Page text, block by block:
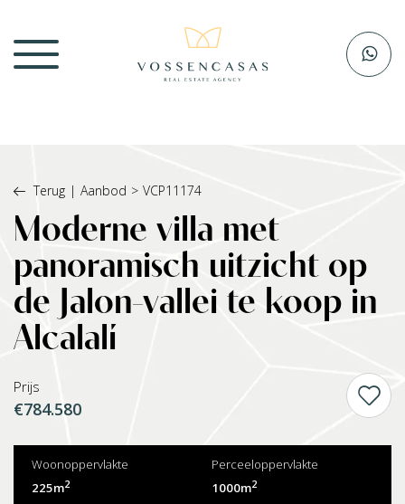
Terug | Aanbod > VCP11174
Moderne villa met
panoramisch uitzicht op
de Jalon-vallei te koop in
Alcalalí
Prijs
€784.580
Woonoppervlakte
225m2
Perceeloppervlakte
1000m2